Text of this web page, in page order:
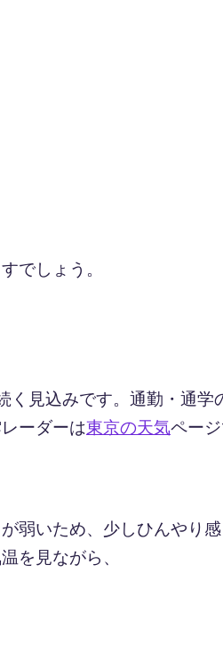
でしょう。
見込みです。通勤・通学
ーダーは東京の天気ページ
いため、少しひんやり感
を見ながら、